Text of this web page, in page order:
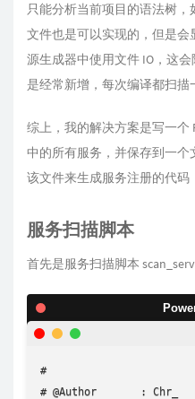
只能分析当前项目的语法树，
文件也是可以实现的，但是
源生成器中使用文件 IO，这
是经常新增，每次编译都扫描
综上，我的解决方案是写一个
中的所有服务，并保存到一
该文件来生成服务注册的代码
服务扫描脚本
首先是服务扫描脚本
#
# @Author       : Chr_